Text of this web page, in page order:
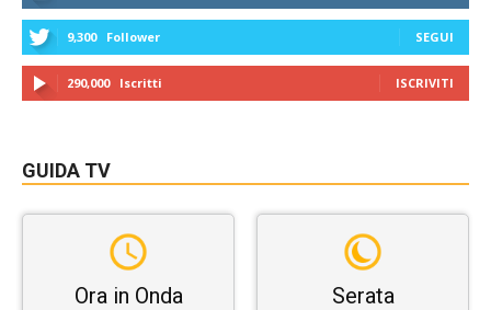
9,300 Follower SEGUI
290,000 Iscritti ISCRIVITI
GUIDA TV
Ora in Onda Serata